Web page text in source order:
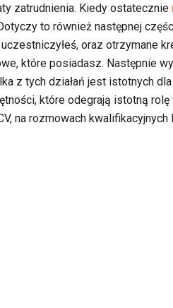
zatrudnienia. Kiedy ostatecznie
to również następnej
oraz otrzymane
które posiadasz. Następnie
z tych działań jest istotnych
które odegrają istotną
na rozmowach